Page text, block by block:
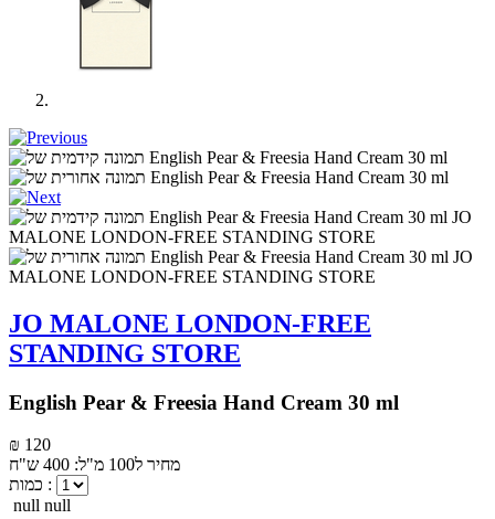
JO MALONE LONDON-FREE
STANDING STORE
English Pear & Freesia Hand Cream 30 ml
₪ 120
מחיר ל100 מ"ל: 400 ש"ח
כמות :
null null